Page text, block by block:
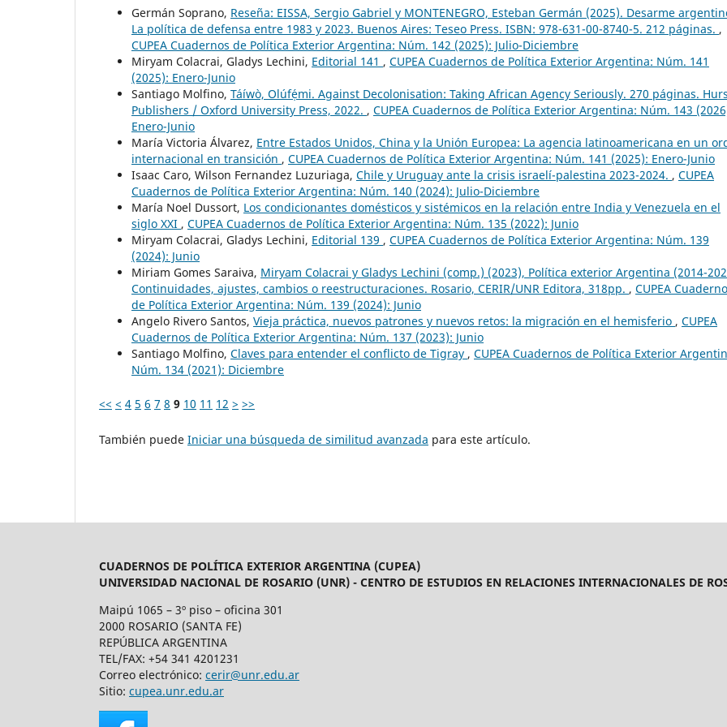
Germán Soprano, Reseña: EISSA, Sergio Gabriel y MONTENEGRO, Esteban Germán (2025). Desarme
La política de defensa entre 1983 y 2023. Buenos Aires: Teseo Press. ISBN: 978-631-00-8740-5. 212 páginas. ,
CUPEA Cuadernos de Política Exterior Argentina: Núm. 142 (2025): Julio-Diciembre
Miryam Colacrai, Gladys Lechini, Editorial 141 , CUPEA Cuadernos de Política Exterior Argentina: Núm. 141
(2025): Enero-Junio
Santiago Molfino, Táíwò, Olúfẹ́mi. Against Decolonisation: Taking African Agency Seriously. 270 páginas.
Publishers / Oxford University Press, 2022. , CUPEA Cuadernos de Política Exterior Argentina: Núm. 143
Enero-Junio
María Victoria Álvarez, Entre Estados Unidos, China y la Unión Europea: La agencia latinoamericana en un
internacional en transición , CUPEA Cuadernos de Política Exterior Argentina: Núm. 141 (2025): Enero-Junio
Isaac Caro, Wilson Fernandez Luzuriaga, Chile y Uruguay ante la crisis israelí-palestina 2023-2024. , CUPEA
Cuadernos de Política Exterior Argentina: Núm. 140 (2024): Julio-Diciembre
María Noel Dussort, Los condicionantes domésticos y sistémicos en la relación entre India y Venezuela en el
siglo XXI , CUPEA Cuadernos de Política Exterior Argentina: Núm. 135 (2022): Junio
Miryam Colacrai, Gladys Lechini, Editorial 139 , CUPEA Cuadernos de Política Exterior Argentina: Núm. 139
(2024): Junio
Miriam Gomes Saraiva, Miryam Colacrai y Gladys Lechini (comp.) (2023), Política exterior Argentina (2014-
Continuidades, ajustes, cambios o reestructuraciones. Rosario, CERIR/UNR Editora, 318pp. , CUPEA
de Política Exterior Argentina: Núm. 139 (2024): Junio
Angelo Rivero Santos, Vieja práctica, nuevos patrones y nuevos retos: la migración en el hemisferio , CUPEA
Cuadernos de Política Exterior Argentina: Núm. 137 (2023): Junio
Santiago Molfino, Claves para entender el conflicto de Tigray , CUPEA Cuadernos de Política Exterior
Núm. 134 (2021): Diciembre
<< < 4 5 6 7 8 9 10 11 12 > >>
También puede Iniciar una búsqueda de similitud avanzada para este artículo.
CUADERNOS DE POLÍTICA EXTERIOR ARGENTINA (CUPEA)
UNIVERSIDAD NACIONAL DE ROSARIO (UNR) - CENTRO DE ESTUDIOS EN RELACIONES INTERNACIONALES DE
Maipú 1065 – 3º piso – oficina 301
2000 ROSARIO (SANTA FE)
REPÚBLICA ARGENTINA
TEL/FAX: +54 341 4201231
Correo electrónico: cerir@unr.edu.ar
Sitio: cupea.unr.edu.ar